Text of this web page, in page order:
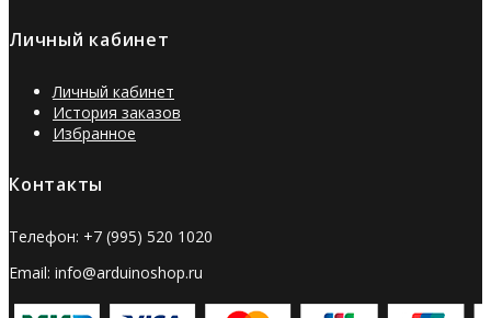
Личный кабинет
Личный кабинет
История заказов
Избранное
Контакты
Телефон: +7 (995) 520 1020
Email: info@arduinoshop.ru